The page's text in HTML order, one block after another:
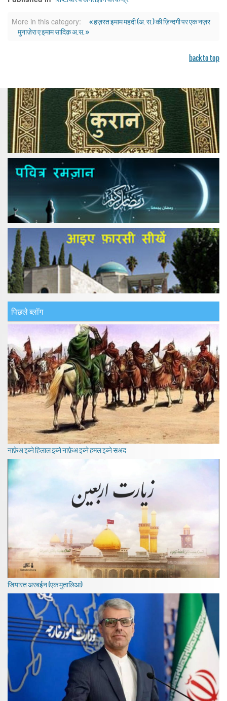
More in this category:
« हज़रत इमाम महदी (अ. स.) की ज़िन्दगी पर एक नज़र
मुनाज़ेरा ए इमाम सादिक़ अ.स. »
back to top
पिछले ब्लॉग
नाफ़ेअ इब्ने हिलाल इब्ने नाफ़ेअ इब्ने हमल इब्ने सअद
जियारत अरबईन (एक मुतालिआ)